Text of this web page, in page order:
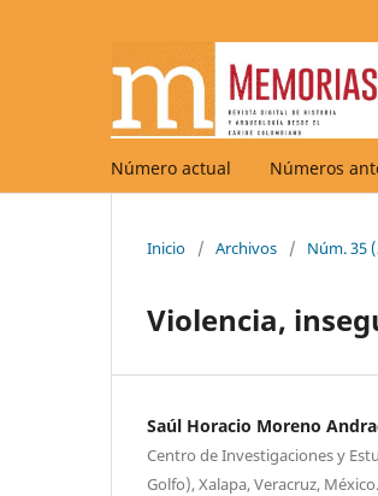
Número actual Números
Inicio / Archivos / Núm. 35
Violencia,
Saúl Horacio Moreno
Centro de Investigaciones y
Golfo), Xalapa, Veracruz, México.